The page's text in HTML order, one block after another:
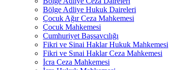
Bölge Adliye Hukuk Daireleri
Çocuk Ağır Ceza Mahkemesi
Çocuk Mahkemesi
Cumhuriyet Başsavcılığı
Fikri ve Sinai Haklar Hukuk Mahkemesi
Fikri ve Sınai Haklar Ceza Mahkemesi
İcra Ceza Mahkemesi